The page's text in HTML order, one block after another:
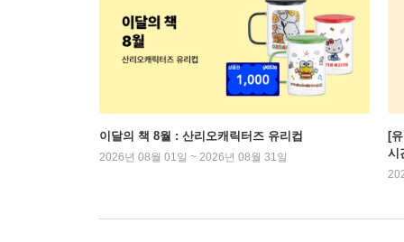
이달의 책 8월 : 산리오캐릭터즈 유리컵
2026년 08월 01일 ~ 2026년 08월 31일
[
시